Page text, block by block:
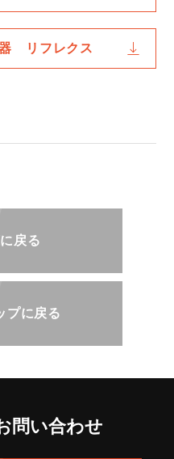
リフレクス
戻る
プに戻る
問い合わせ